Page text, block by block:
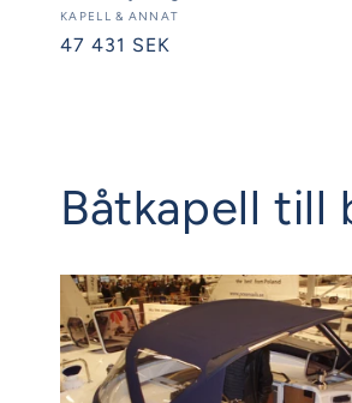
Säljare:
KAPELL & ANNAT
Ordinarie
47 431 SEK
Båtkapell till